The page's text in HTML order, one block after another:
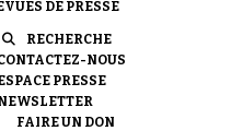
DE PRESSE
RECHERCHE
NOUS
PRESSE
FAIRE UN DON